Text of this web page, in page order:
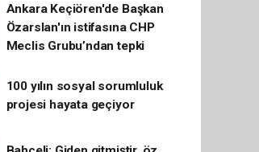
Ankara Keçiören'de Başkan
Özarslan'ın istifasına CHP
Meclis Grubu’ndan tepki
100 yılın sosyal sorumluluk
projesi hayata geçiyor